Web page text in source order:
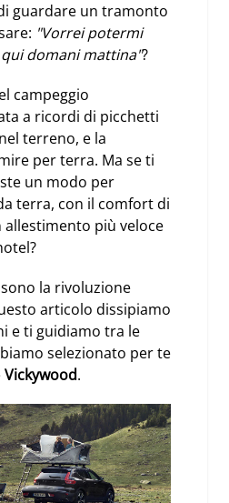
guardare un tramonto
"Vorrei potermi
domani mattina"?
campeggio
a ricordi di picchetti
terreno, e la
per terra. Ma se ti
un modo per
terra, con il comfort di
più veloce
sono la rivoluzione
articolo dissipiamo
e ti guidiamo tra le
selezionato per te
Vickywood.